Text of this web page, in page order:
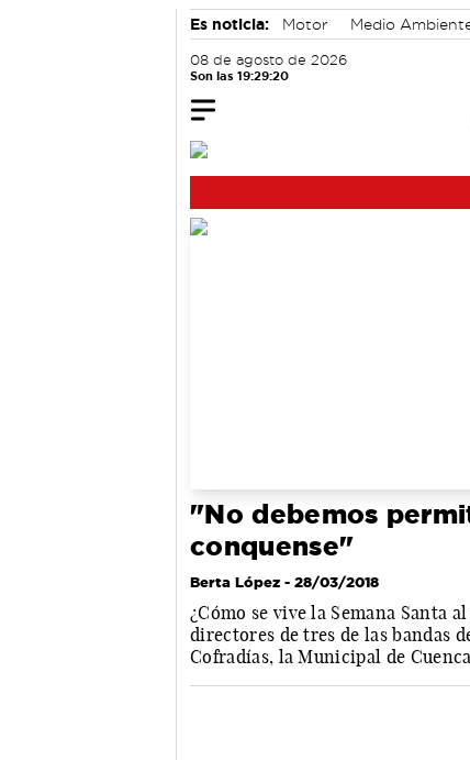
Es noticia: Motor Medio
08 de agosto de 2026
Son las 19:29:20
"No debemos
conquense"
Berta López - 28/03/2018
¿Cómo se vive la Semana Santa
directores de tres de las bandas
Cofradías, la Municipal de